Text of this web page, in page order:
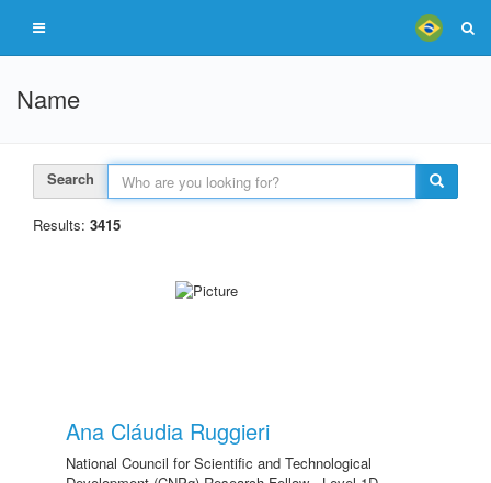
Name
Search
Results: 3415
Ana Cláudia Ruggieri
National Council for Scientific and Technological